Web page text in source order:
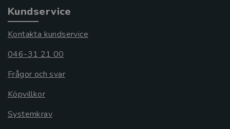
Kundservice
Kontakta kundservice
046-31 21 00
Frågor och svar
Köpvillkor
Systemkrav